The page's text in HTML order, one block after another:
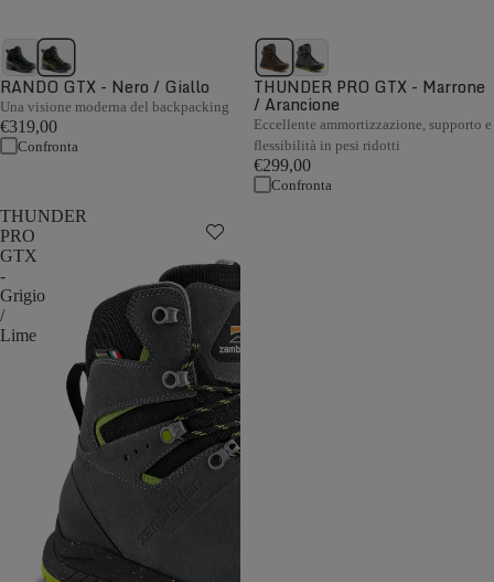
RANDO GTX - Nero / Giallo
Una visione moderna del backpacking
€319,00
Confronta
THUNDER PRO GTX - Marrone
/ Arancione
Eccellente ammortizzazione, supporto e
flessibilità in pesi ridotti
€299,00
Confronta
THUNDER
PRO
GTX
-
Grigio
/
Lime